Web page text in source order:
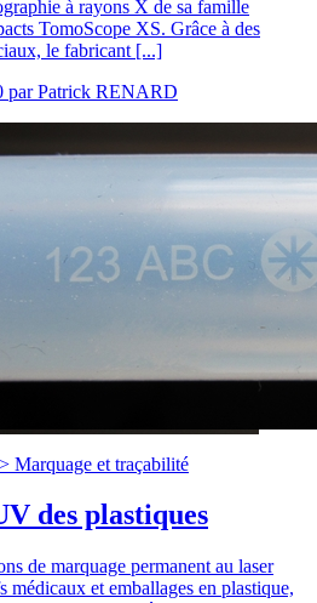
à rayons X de sa famille
TomoScope XS. Grâce à des
le fabricant [...]
parPatrick RENARD
Marquage et traçabilité
des plastiques
de marquage permanent au laser
et emballages en plastique,